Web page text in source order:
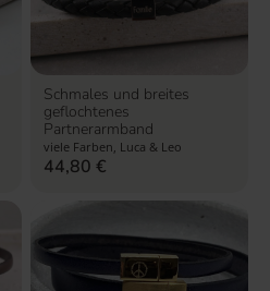
Schmales und breites
geflochtenes
Partnerarmband
viele Farben, Luca & Leo
44,80€